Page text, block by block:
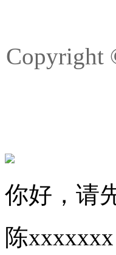
Copyright
你好，请
陈xxxxxxx